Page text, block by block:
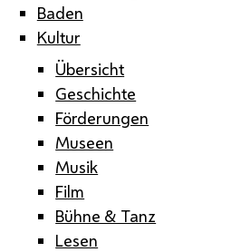
Baden
Kultur
Übersicht
Geschichte
Förderungen
Museen
Musik
Film
Bühne & Tanz
Lesen